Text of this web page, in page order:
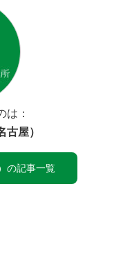
は：
古屋）
の記事一覧